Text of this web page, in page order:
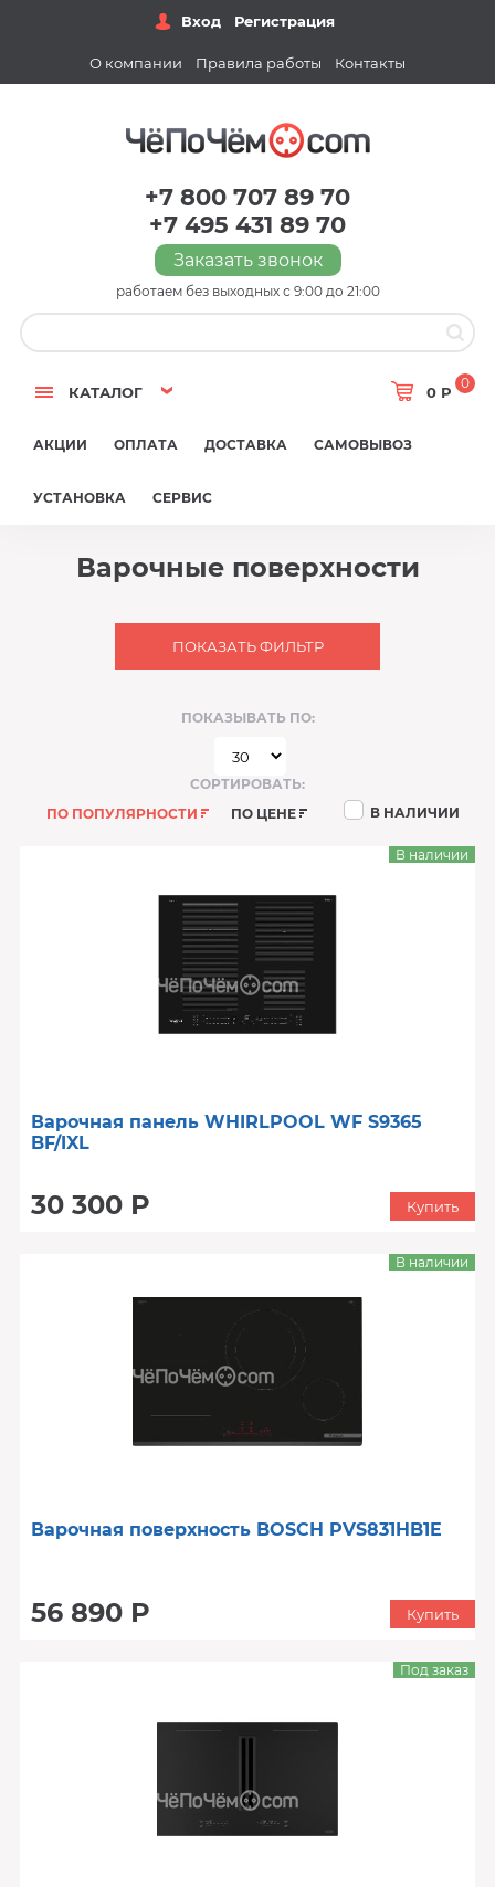
Вход Регистрация
О компании Правила работы Контакты
+7 800 707 89 70
+7 495 431 89 70
Заказать звонок
работаем без выходных с 9:00 до 21:00
КАТАЛОГ 0 Р
0
АКЦИИ ОПЛАТА ДОСТАВКА САМОВЫВОЗ
УСТАНОВКА СЕРВИС
Варочные поверхности
ПОКАЗАТЬ ФИЛЬТР
ПОКАЗЫВАТЬ ПО:
СОРТИРОВАТЬ:
ПО ПОПУЛЯРНОСТИ
ПО ЦЕНЕ В НАЛИЧИИ
Варочная панель WHIRLPOOL WF S9365
BF/IXL
30 300 Р
В наличии
Купить
Варочная поверхность BOSCH PVS831HB1E
56 890 Р
В наличии
Купить
Под заказ